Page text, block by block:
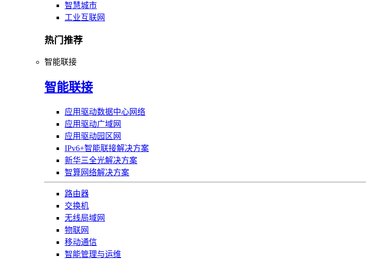
智慧城市
工业互联网
热门推荐
智能联接
智能联接
应用驱动数据中心网络
应用驱动广域网
应用驱动园区网
IPv6+智能联接解决方案
新华三全光解决方案
智算网络解决方案
路由器
交换机
无线局域网
物联网
移动通信
智能管理与运维